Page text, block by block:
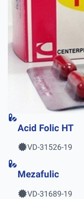
Acid Folic HT
VD-31526-19
Mezafulic
VD-31689-19